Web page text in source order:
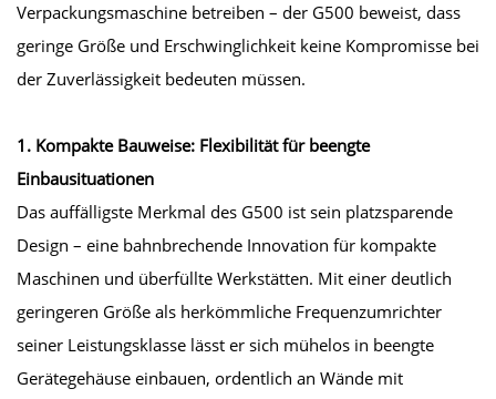
Verpackungsmaschine betreiben – der G500 beweist, dass
geringe Größe und Erschwinglichkeit keine Kompromisse bei
der Zuverlässigkeit bedeuten müssen.
1. Kompakte Bauweise: Flexibilität für beengte
Einbausituationen
Das auffälligste Merkmal des G500 ist sein platzsparende
Design – eine bahnbrechende Innovation für kompakte
Maschinen und überfüllte Werkstätten. Mit einer deutlich
geringeren Größe als herkömmliche Frequenzumrichter
seiner Leistungsklasse lässt er sich mühelos in beengte
Gerätegehäuse einbauen, ordentlich an Wände mit